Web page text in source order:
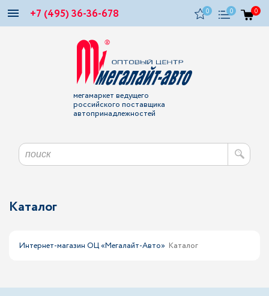
+7 (495) 36-36-678 0 0 0
мегамаркет ведущего
российского поставщика
автопринадлежностей
Каталог
Интернет-магазин ОЦ «Мегалайт-Авто» Каталог